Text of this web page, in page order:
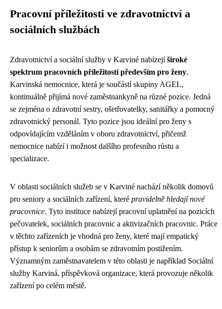
Pracovní příležitosti ve zdravotnictví a
sociálních službách
Zdravotnictví a sociální služby v Karviné nabízejíširoké
spektrum pracovních příležitostí především pro ženy.
Karvinská nemocnice, která je součástí skupiny AGEL,
kontinuálně přijímá nové zaměstnankyně na různé pozice. Jedná
se zejména o zdravotní sestry, ošetřovatelky, sanitářky a pomocný
zdravotnický personál. Tyto pozice jsou ideální pro ženy s
odpovídajícím vzděláním v oboru zdravotnictví, přičemž
nemocnice nabízí i možnost dalšího profesního růstu a
specializace.
V oblasti sociálních služeb se v Karviné nachází několik domovů
pro seniory a sociálních zařízení, které pravidelně hledají nové
pracovnice. Tyto instituce nabízejí pracovní uplatnění na pozicích
pečovatelek, sociálních pracovnic a aktivizačních pracovnic. Práce
v těchto zařízeních je vhodná pro ženy, které mají empatický
přístup k seniorům a osobám se zdravotním postižením.
Významným zaměstnavatelem v této oblasti je například Sociální
služby Karviná, příspěvková organizace, která provozuje několik
zařízení po celém městě.